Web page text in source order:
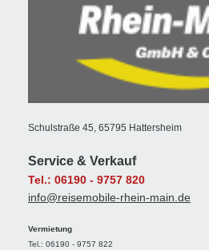
Schulstraße 45, 65795 Hattersheim
Service & Verkauf
Tel.: 06190 - 9757 820
info@reisemobile-rhein-main.de
Vermietung
Tel.: 06190 - 9757 822